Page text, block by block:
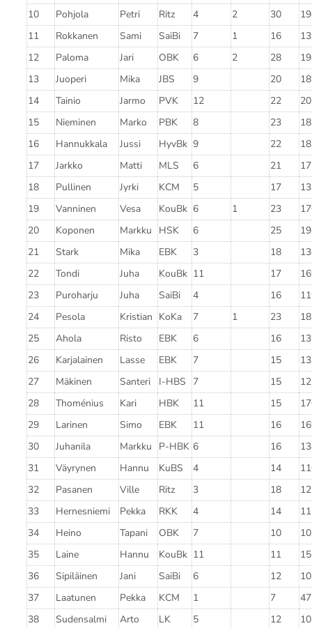
10
Pohjola Petri Ritz 4 2 30
11
Rokkanen Sami SaiBi 7 1 16
12
Paloma Jari OBK 6 2 28
13
Juoperi Mika JBS 9 20
14
Tainio Jarmo PVK 12 22
15
Nieminen Marko PBK 8 23
16
Hannukkala Jussi HyvBk 9 22
17
Jarkko Matti MLS 6 21
18
Pullinen Jyrki KCM 5 17
19
Vanninen Vesa KouBk 6 1 23
20
Koponen Markku HSK 6 25
21
Stark Mika EBK 3 18
22
Tondi Juha KouBk 11 17
23
Puroharju Juha SaiBi 4 16
24
Pesola Kristian KoKa 7 1 23
25
Ahola Risto EBK 6 16
26
Karjalainen Lasse EBK 7 15
27
Mäkinen Santeri I-HBS 7 15
28
Thoménius Kari HBK 11 15
29
Larinen Simo EBK 11 16
30
Juhanila Markku P-HBK 6 16
31
Väyrynen Hannu KuBS 4 14
32
Pasanen Ville Ritz 3 18
33
Hernesniemi Pekka RKK 4 14
34
Heino Tapani OBK 7 10
35
Laine Hannu KouBk 11 11
36
Sipiläinen Jani SaiBi 6 12
37
Laatunen Pekka KCM 1 7
38
Sudensalmi Arto LK 5 12